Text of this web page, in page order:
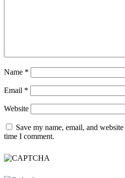
Name *
Email *
Website
Save my name, email, and
time I comment.